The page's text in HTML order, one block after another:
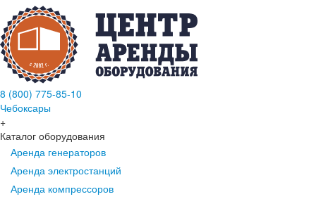
8 (800) 775-85-10
Чебоксары
+
Каталог оборудования
Аренда генераторов
Аренда электростанций
Аренда компрессоров